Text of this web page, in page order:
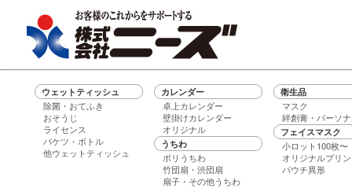
ウェットティッシュ
除菌・おてふき
おそうじ
ライセンス
バケツ・ボトル
他ウェットティッシュ
カレンダー
卓上カレンダー
壁掛けカレンダー
オリジナル
うちわ
ポリうちわ
竹団扇・渋団扇
扇子・その他うちわ
衛生品
マスク
絆創膏・パーソ
フェイスマスク
小ロット100枚〜
オリジナルプリ
パウチ異形